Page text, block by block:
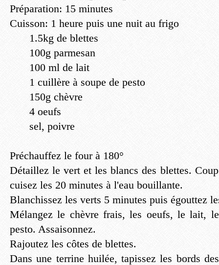
Préparation: 15 minutes
Cuisson: 1 heure puis une nuit au frigo
1.5kg de blettes
100g parmesan
100 ml de lait
1 cuillère à soupe de pesto
150g chèvre
4 oeufs
sel, poivre
Préchauffez le four à 180°
Détaillez le vert et les blancs des blettes.
cuisez les 20 minutes à l'eau bouillante.
Blanchissez les verts 5 minutes puis égouttez
Mélangez le chèvre frais, les oeufs, le lait,
pesto. Assaisonnez.
Rajoutez les côtes de blettes.
Dans une terrine huilée, tapissez les bords